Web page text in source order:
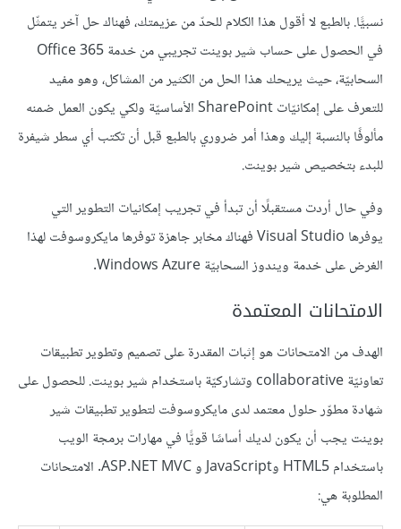
نسبيًّا. بالطبع لا أقول هذا الكلام للحدّ من عزيمتك، فهناك حل آخر يتمثّل
في الحصول على حساب شير بوينت تجريبي من خدمة Office 365
السحابيّة، حيث يريحك هذا الحل من الكثير من المشاكل، وهو مفيد
للتعرف على إمكانيّات SharePoint الأساسيّة ولكي يكون العمل ضمنه
مألوفًا بالنسبة إليك وهذا أمر ضروري بالطبع قبل أن تكتب أي سطر شيفرة
للبدء بتخصيص شير بوينت.
وفي حال أردت مستقبلًا أن تبدأ في تجريب إمكانيات التطوير التي
يوفرها Visual Studio فهناك مخابر جاهزة توفرها مايكروسوفت لهذا
الغرض على خدمة ويندوز السحابيّة Windows Azure.
الامتحانات المعتمدة
الهدف من الامتحانات هو إثبات المقدرة على تصميم وتطوير تطبيقات
تعاونيّة collaborative وتشاركيّة باستخدام شير بوينت. للحصول على
شهادة مطوّر حلول معتمد لدى مايكروسوفت لتطوير تطبيقات شير
بوينت يجب أن يكون لديك أساسًا قويًّا في مهارات برمجة الويب
باستخدام HTML5 وJavaScript و ASP.NET MVC. الامتحانات
المطلوبة هي: